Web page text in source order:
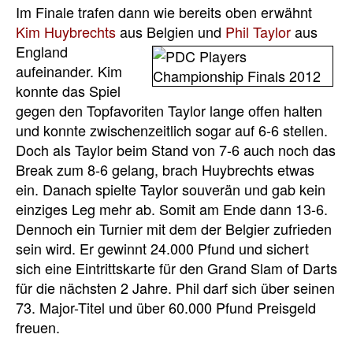
Im Finale trafen dann wie bereits oben erwähnt
Kim Huybrechtsaus Belgien und Phil Tayloraus
England
aufeinander. Kim
konnte das Spiel
gegen den Topfavoriten Taylor lange offen halten
und konnte zwischenzeitlich sogar auf 6-6 stellen.
Doch als Taylor beim Stand von 7-6 auch noch das
Break zum 8-6 gelang, brach Huybrechts etwas
ein. Danach spielte Taylor souverän und gab kein
einziges Leg mehr ab. Somit am Ende dann 13-6.
Dennoch ein Turnier mit dem der Belgier zufrieden
sein wird. Er gewinnt 24.000 Pfund und sichert
sich eine Eintrittskarte für den Grand Slam of Darts
für die nächsten 2 Jahre. Phil darf sich über seinen
73. Major-Titel und über 60.000 Pfund Preisgeld
freuen.